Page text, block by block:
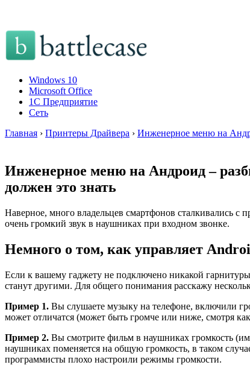
Windows 10
Microsoft Office
1C Предприятие
Сеть
Главная › Принтеры Драйвера › Инженерное меню на
Инженерное меню на Андроид –
должен это знать
Наверное, много владельцев смартфонов сталкивались с
очень громкий звук в наушниках при входном звонке.
Немного о том, как управляет
Если к вашему гаджету не подключено никакой
станут другими. Для общего понимания расскажу
Пример 1. Вы слушаете музыку на телефоне, включили
может отличатся (может быть громче или ниже, смотря
Пример 2. Вы смотрите фильм в наушниках громкость
наушниках поменяется на общую громкость, в таком
программисты плохо настроили режимы громкости.